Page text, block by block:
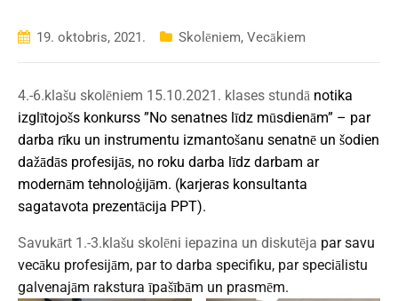
19. oktobris, 2021. Skolēniem, Vecākiem
4.-6.klašu skolēniem 15.10.2021. klases stundā notika
izglītojošs konkurss ”No senatnes līdz mūsdienām” – par
darba rīku un instrumentu izmantošanu senatnē un šodien
dažādās profesijās, no roku darba līdz darbam ar
modernām tehnoloģijām. (karjeras konsultanta
sagatavota prezentācija PPT).
Savukārt 1.-3.klašu skolēni iepazina un diskutēja par savu
vecāku profesijām, par to darba specifiku, par speciālistu
galvenajām rakstura īpašībām un prasmēm.